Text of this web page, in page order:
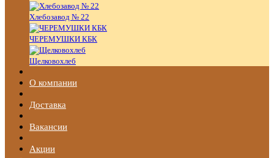
Хлебозавод № 22
ЧЕРЕМУШКИ КБК
Щелковохлеб
О компании
Доставка
Вакансии
Акции